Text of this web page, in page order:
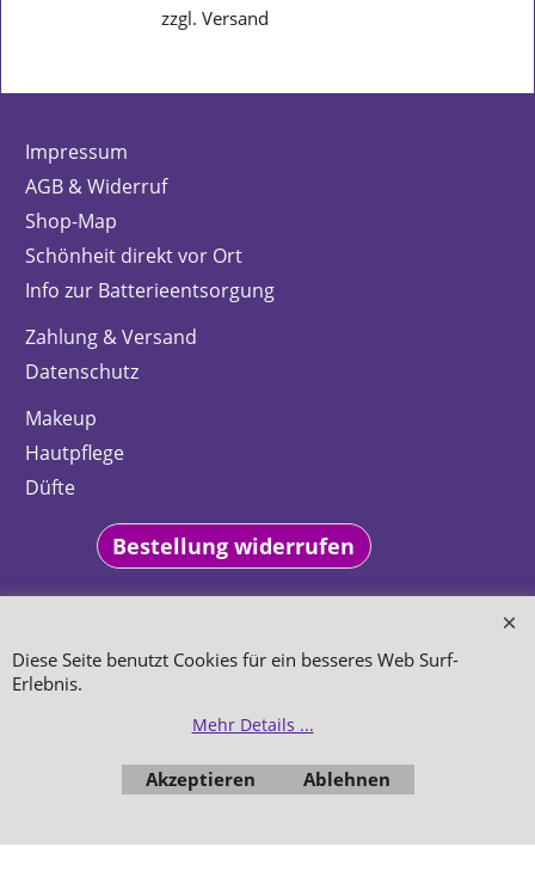
zzgl. Versand
Impressum
AGB & Widerruf
Shop-Map
Schönheit direkt vor Ort
Info zur Batterieentsorgung
Zahlung & Versand
Datenschutz
Makeup
Hautpflege
Düfte
Bestellung widerrufen
Software.
Diese Seite benutzt Cookies für ein besseres Web Surf-
Erlebnis.
Mehr Details ...
Akzeptieren Ablehnen